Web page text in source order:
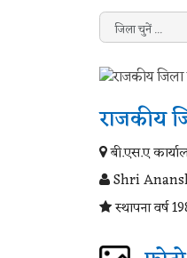
राजकीय
बी.एस.ए
Shri
स्थापना वर्ष